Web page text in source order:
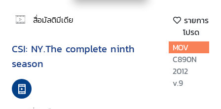
สื่อมัลติมีเดีย
รายการ
โปรด
CSI: NY.The complete ninth
season
MOV
C890N
2012
v.9